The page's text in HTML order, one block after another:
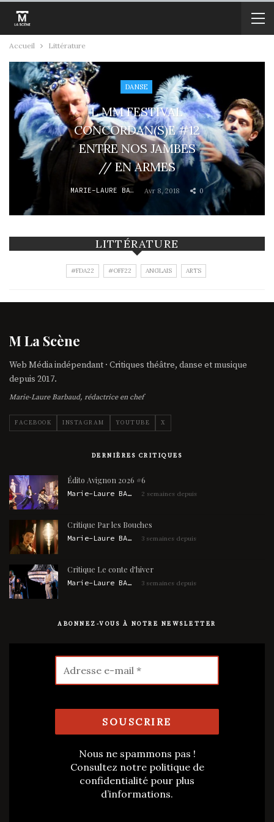
Accueil Littérature
DANSE
L MM FESTIVAL
CONCORDAN(S)E #12
ENTRE NOS JAMBES
// EN ARMES
MARIE-LAURE BARBAUD Avr 8, 2018 0
LITTÉRATURE
#FDA22 #OFF22 ANGLAIS ARTS
M La Scène
Web Média indépendant · Critiques théâtre, danse et musique
depuis 2017.
Marie-Laure Barbaud, rédactrice en chef
FACEBOOK INSTAGRAM YOUTUBE X
DERNIÈRES CRITIQUES
Édito Avignon 2026 #6
Marie-Laure BARBAUD 2 semaines depuis
Critique Par les Bouches
Marie-Laure BARBAUD 3 semaines depuis
Critique Le conte d'hiver
Marie-Laure BARBAUD 3 semaines depuis
ABONNEZ-VOUS À NOTRE NEWSLETTER
Nous ne spammons pas !
Consultez notre politique de
confidentialité pour plus
d’informations.